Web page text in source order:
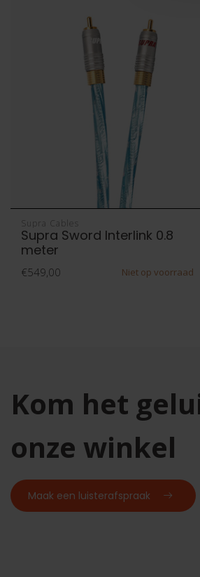
Supra Cables
Supra Sword Interlink 0.8
meter
€549,00 Niet op voorraad
Kom het
onze winkel
Maak een luisterafspraak